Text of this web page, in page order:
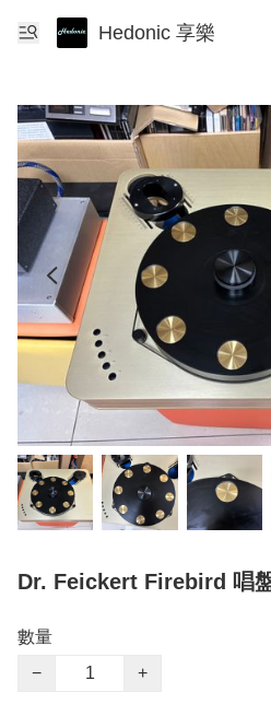
Hedonic 享樂
Dr. Feickert Firebird 唱
數量
−
+